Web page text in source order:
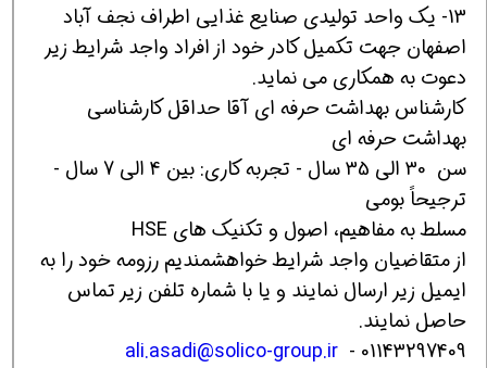
13- یک واحد تولیدی صنایع غذایی اطراف نجف آباد
اصفهان جهت تکمیل کادر خود از افراد واجد شرایط زیر
دعوت به همکاری می نماید.
کارشناس بهداشت حرفه ای آقا حداقل کارشناسی
بهداشت حرفه ای
سن 30 الی 35 سال - تجربه کاری: بین 4 الی 7 سال -
ترجیحاً بومی
مسلط به مفاهیم، اصول و تکنیک های HSE
از متقاضیان واجد شرایط خواهشمندیم رزومه خود را به
ایمیل زیر ارسال نمایند و یا با شماره تلفن‌ زیر تماس
حاصل نمایند.
01143297409 -
ali.asadi@solico-group.ir